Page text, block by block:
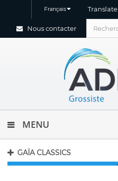
Translate
Français
Nous contacter
MENU
GAÏA CLASSICS